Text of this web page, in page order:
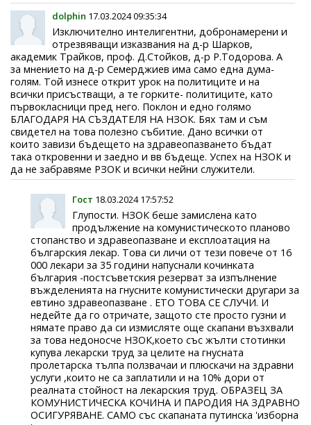
dolphin 17.03.2024 09:35:34
Изключително интелигентни, добронамерени и
отрезвяващи изказвания на д-р Шарков,
академик Трайков, проф. Д.Стойков, д-р Р.Тодорова. А
за мнението на д-р Семерджиев има само една дума-
голям. Той изнесе открит урок на политиците и на
всички присъстващи, а те горките- политиците, като
първокласници пред него. Поклон и едно голямо
БЛАГОДАРЯ НА СЪЗДАТЕЛЯ НА НЗОК. Бях там и съм
свидетел на това полезно събитие. Дано всички от
които завизи бъдещето на здравеопазването бъдат
така откровенни и заедно и вв бъдеще. Успех на НЗОК и
да не забравяме РЗОК и всички нейни служители.
Гост 18.03.2024 17:57:52
Глупости. НЗОК беше замислена като
продължение на комунистическото планово
стопанство и здравеопазване и експлоатация на
българския лекар. Това си личи от тези повече от 16
000 лекари за 35 години напуснали кочинката
българия -постсъветския резерват за изпълнение
въжделенията на гнусните комунистически другари за
евтино здравеопазване . ЕТО ТОВА СЕ СЛУЧИ. И
недейте да го отричате, защото сте просто гузни и
нямате право да си измисляте още скапани възхвали
за това недоносче НЗОК,което със жълти стотинки
купува лекарски труд за целите на гнусната
пролетарска тълпа ползвачаи и плюскачи на здравни
услуги ,които не са заплатили и на 10% дори от
реалната стойност на лекарския труд. ОБРАЗЕЦ ЗА
КОМУНИСТИЧЕСКА КОЧИНА И ПАРОДИЯ НА ЗДРАВНО
ОСИГУРЯВАНЕ. САМО със скапаната путинска 'изборна